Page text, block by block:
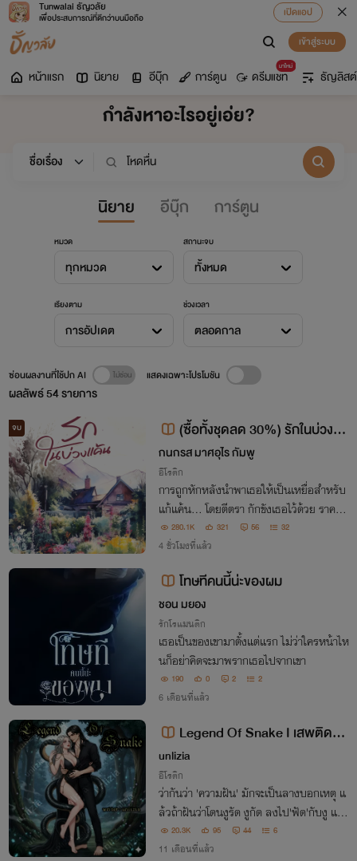
Tunwalai ธัญวลัย
เพื่อประสบการณ์ที่ดีกว่าบนมือถือ
เปิดแอป
เข้าสู่ระบบ
หน้าแรก นิยาย อีบุ๊ก การ์ตูน
มาใหม่
ดรีมแชท ธัญลิสต์
กำลังหาอะไรอยู่เอ่ย?
นิยาย อีบุ๊ก การ์ตูน
หมวด
ทุกหมวด
สถานะจบ
ทั้งหมด
เรียงตาม
การอัปเดต
ช่วงเวลา
ตลอดกาล
ผลลัพธ์54รายการ
ซ่อนผลงานที่ใช้ปก AI แสดงเฉพาะโปรโมชัน
จบ
(ซื้อทั้งชุดลด 30%) รักในบ่วงแค้
น (นิยาย25+)พระเอกโหดหื่น
กนกรส มาศอุไร กัมพู
อีโรติก
การถูกหักหลังนำพาเธอให้เป็นเหยื่อสำหรับ
แก้แค้น... โดยตีตรา กักขังเธอไว้ด้วย ราคะ!อั
นเร้าร้อน
280.1K 321 56 32
4 ชั่วโมงที่แล้ว
โทษทีคนนี้น่ะของผม
ชอน มยอง
รักโรแมนติก
เธอเป็นของเขามาตั้งแต่แรก ไม่ว่าใครหน้าไห
นก็อย่าคิดจะมาพรากเธอไปจากเขา
190 0 2 2
6 เดือนที่แล้ว
Legend Of Snake I เสพติดรัก
อสรพิษร้าย! [18+]
unlizia
อีโรติก
ว่ากันว่า 'ความฝัน' มักจะเป็นลางบอกเหตุ แ
ล้วถ้าฝันว่าโดนงูรัด งูกัด ลงไป'ฟัด'กับงู แถ
มตื่นขึ้นมามีรอยสักที่ไหนไม่รู้ผุดขึ้นมาอยู่บ
นตัว แงงงงงง๊ นี่มันเกิดอะไรขึ้นกับชีวิตฉันกั
20.3K 95 44 6
11 เดือนที่แล้ว